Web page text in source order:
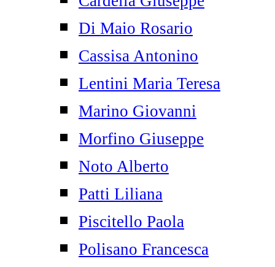
Di Maio Rosario
Cassisa Antonino
Lentini Maria Teresa
Marino Giovanni
Morfino Giuseppe
Noto Alberto
Patti Liliana
Piscitello Paola
Polisano Francesca